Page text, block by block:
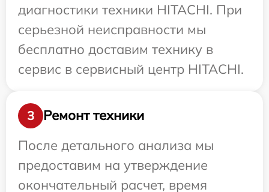
диагностики техники HITACHI. При
серьезной неисправности мы
бесплатно доставим технику в
сервис в сервисный центр HITACHI.
3
Ремонт техники
После детального анализа мы
предоставим на утверждение
окончательный расчет, время